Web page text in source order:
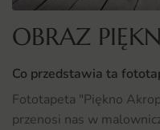
OBRAZ
Co przedstawia ta
Fototapeta "Piękno
przenosi nas w